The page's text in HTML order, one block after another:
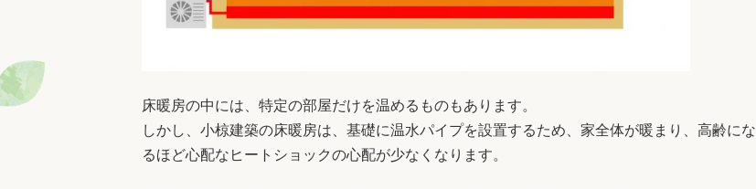
床暖房の中には、特定の部屋だけを温めるものもあります。
しかし、小椋建築の床暖房は、基礎に温水パイプを設置するため、家全体が暖まり、高齢にな
るほど心配なヒートショックの心配が少なくなります。